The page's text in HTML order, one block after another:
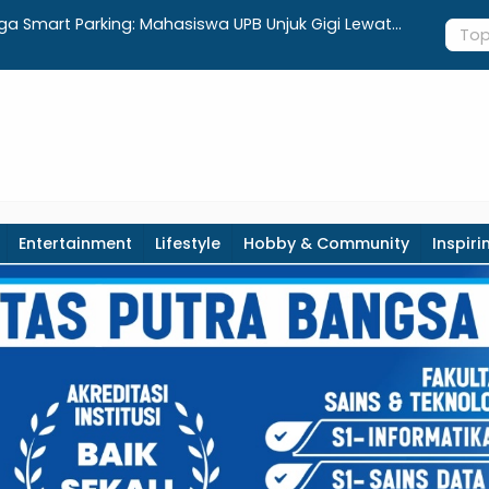
Smart Parking: Mahasiswa UPB Unjuk Gigi Lewat
Apotek
Entertainment Lifestyle Hobby & Community